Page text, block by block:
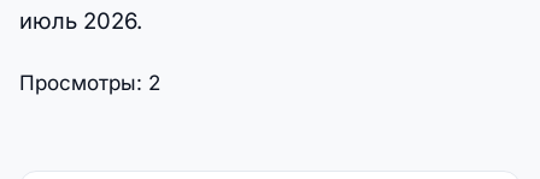
июль 2026.
Просмотры: 2